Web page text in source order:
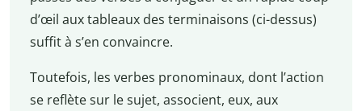
d’œil aux tableaux des terminaisons (ci-dessus)
suffit à s’en convaincre.
Toutefois, les verbes pronominaux, dont l’action
se reflète sur le sujet, associent, eux, aux